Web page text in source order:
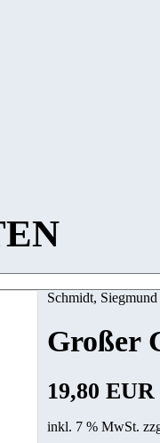
Schmidt,
Großer
19,80 EUR
inkl. 7 % MwSt.